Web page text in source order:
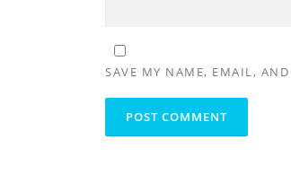
SAVE MY NAME, EMAIL,